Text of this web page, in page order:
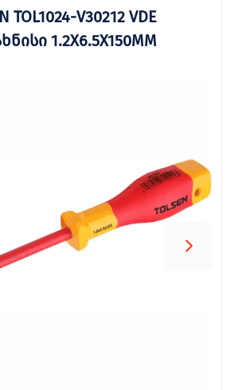
TOL1024-V30212 VDE
1.2X6.5X150MM